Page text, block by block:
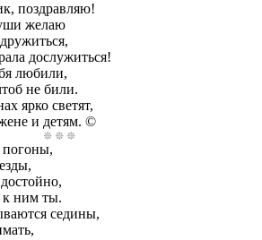
поздравляю!
желаю
дослужиться!
любили,
не били.
ярко светят,
и детям. ©
к ним ты.
седины,